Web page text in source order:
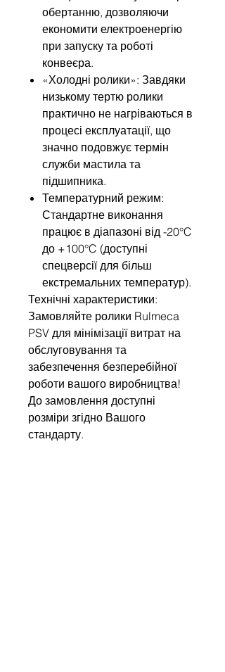
обертанню, дозволяючи
економити електроенергію
при запуску та роботі
конвеєра.
«Холодні ролики»: Завдяки
низькому тертю ролики
практично не нагріваються в
процесі експлуатації, що
значно подовжує термін
служби мастила та
підшипника.
Температурний режим:
Стандартне виконання
працює в діапазоні від -20°C
до +100°C (доступні
спецверсії для більш
екстремальних температур).
Технічні характеристики:
Замовляйте ролики Rulmeca
PSV для мінімізації витрат на
обслуговування та
забезпечення безперебійної
роботи вашого виробництва!
До замовлення доступні
розміри згідно Вашого
стандарту.